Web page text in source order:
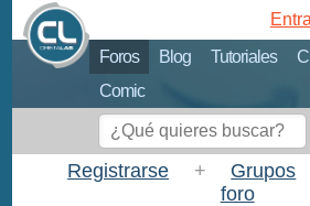
Foros Blog Tutoriales
Comic
Entra
Registrarse + Grupos
foro